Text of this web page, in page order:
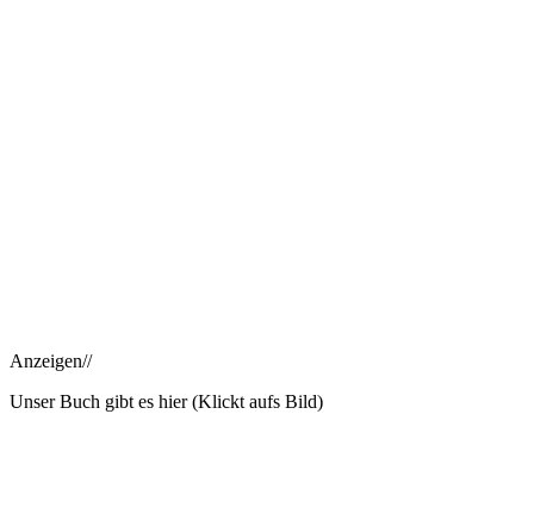
Anzeigen//
Unser Buch gibt es hier (Klickt aufs Bild)